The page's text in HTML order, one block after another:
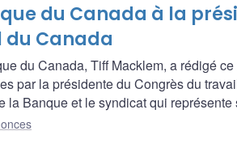
du Canada à la
du Canada
du Canada, Tiff Macklem, a rédigé
par la présidente du Congrès du
la Banque et le syndicat qui